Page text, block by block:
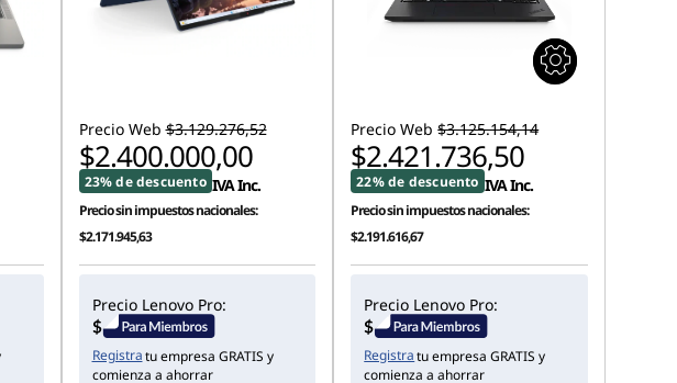
Precio Web $3.129.276,52
$2.400.000,00
23% de descuento IVA Inc.
Precio sin impuestos nacionales:
$2.171.945,63
Precio Lenovo Pro:
Registratu empresa GRATIS y
comienza a ahorrar
Precio Web $3.125.154,14
$2.421.736,50
22% de descuento IVA Inc.
Precio sin impuestos nacionales:
$2.191.616,67
Precio Lenovo Pro:
Registratu empresa GRATIS y
comienza a ahorrar